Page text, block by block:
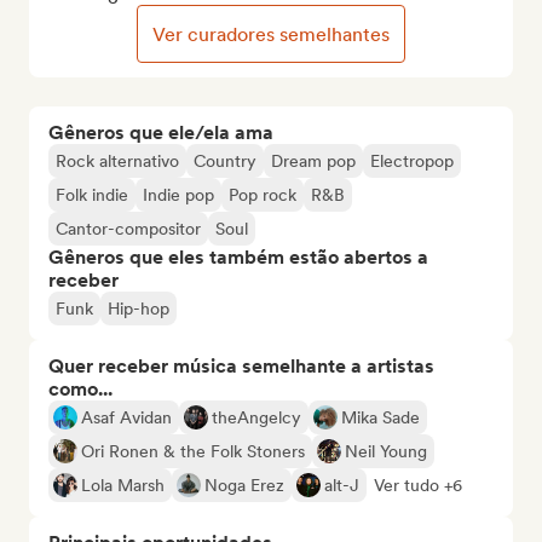
Gêneros que ele/ela ama
Rock alternativo Country Dream pop
Electropop
Folk indie
Indie pop Pop rock
R&B
Cantor-compositor
Soul
Gêneros que eles também estão abertos a
receber
Funk Hip-hop
Quer receber música semelhante a artistas
como...
Asaf Avidan theAngelcy
Mika Sade
Ori Ronen & the Folk Stoners
Neil Young
Lola Marsh
Noga Erez alt-J Ver tudo +6
Ver curadores semelhantes